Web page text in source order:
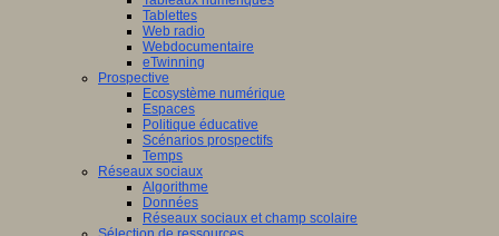
Tablettes
Web radio
Webdocumentaire
eTwinning
Prospective
Ecosystème numérique
Espaces
Politique éducative
Scénarios prospectifs
Temps
Réseaux sociaux
Algorithme
Données
Réseaux sociaux et champ scolaire